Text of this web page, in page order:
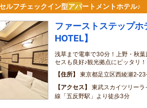
ルフチェックイン型アパートメントホテル♪
ファーストステップ
HOTEL】
浅草まで電車で30分！上野・秋
セスも良好♪観光拠点にピッタリ！
住所
東京都足立区西綾瀬
アクセス
東武スカイツリー
線「五反野駅」より徒歩3分